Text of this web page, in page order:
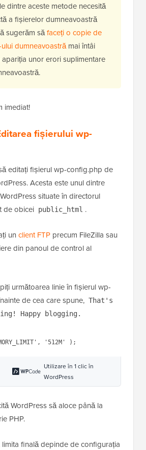
dintre aceste metode necesită
a fișierelor dumneavoastră
sugerăm săfaceți o copie de
dumneavoastrămai întâi
unor erori suplimentare
imediat!
fișierului wp-
editați fișierul wp-config.php de
Acesta este unul dintre
situate în directorul
de obicei public_html .
un client FTP precum FileZilla sau
din panoul de control al
următoarea linie în fișierul wp-
de cea care spune, That's
Happy blogging.
WordPress
PHP.